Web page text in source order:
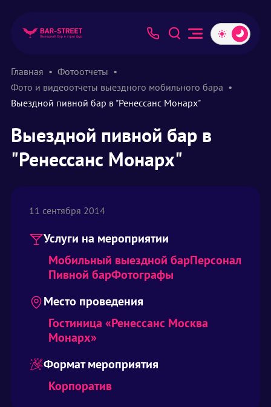
Главная
Фотоотчеты
Фото и видеоотчеты выездного мобильного бара
Выездной пивной бар в "Ренессанс Монарх"
Выездной пивной бар в
"Ренессанс Монарх"
11 сентября 2014
Услуги на мероприятии
Мобильный выездной барПерсонал
Пивной барФотографы
Место проведения
Гостиница «Ренессанс Москва
Монарх»
Формат мероприятия
Корпоратив